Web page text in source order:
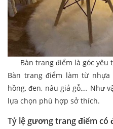
Bàn trang điểm là góc
Bàn trang điểm làm từ
hồng, đen, nâu giả gỗ,… Như
lựa chọn phù hợp sở thích.
Tỷ lệ gương trang điểm có